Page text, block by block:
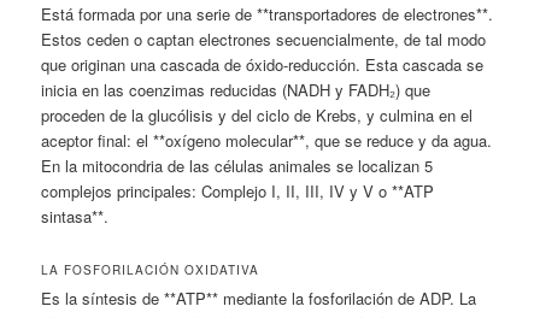
Está formada por una serie de **transportadores de electrones**.
Estos ceden o captan electrones secuencialmente, de tal modo
que originan una cascada de óxido-reducción. Esta cascada se
inicia en las coenzimas reducidas (NADH y FADH₂) que
proceden de la glucólisis y del ciclo de Krebs, y culmina en el
aceptor final: el **oxígeno molecular**, que se reduce y da agua.
En la mitocondria de las células animales se localizan 5
complejos principales: Complejo I, II, III, IV y V o **ATP
sintasa**.
LA FOSFORILACIÓN OXIDATIVA
Es la síntesis de **ATP** mediante la fosforilación de ADP. La